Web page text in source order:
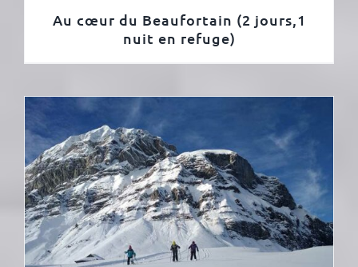
Au cœur du Beaufortain (2 jours,1
nuit en refuge)